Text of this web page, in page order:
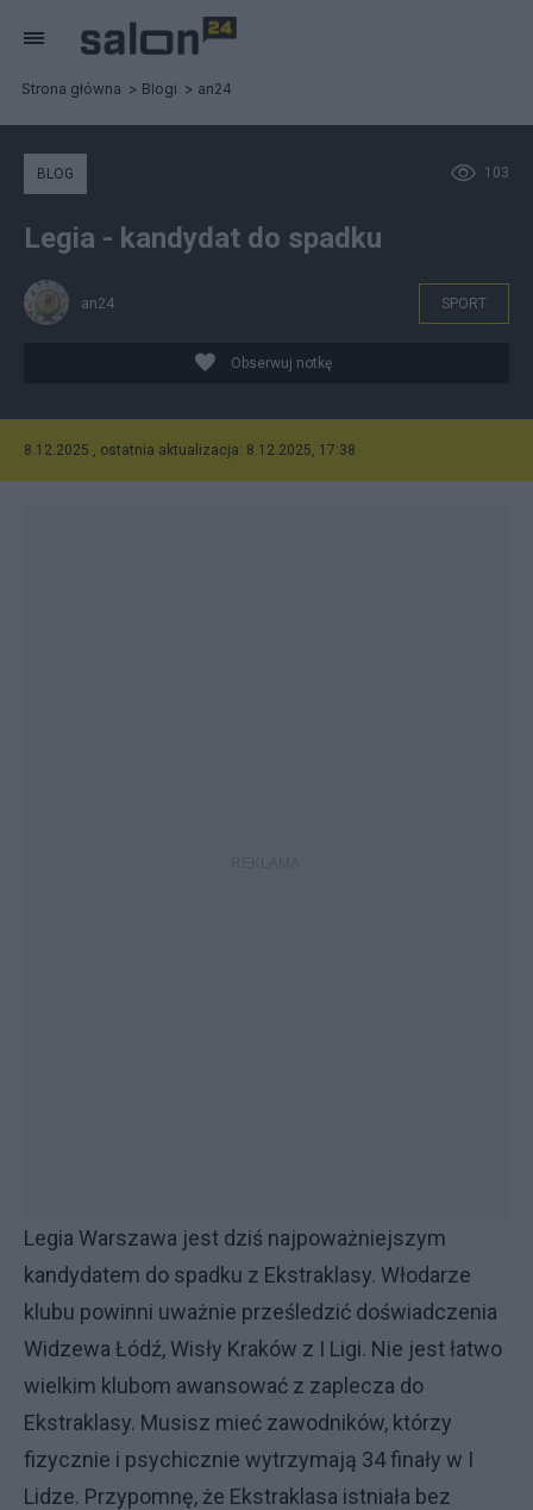
Strona główna Blogi an24
103
BLOG
Legia - kandydat do spadku
an24 SPORT
Obserwuj notkę
8.12.2025 , ostatnia aktualizacja: 8.12.2025, 17:38
Legia Warszawa jest dziś najpoważniejszym
kandydatem do spadku z Ekstraklasy. Włodarze
klubu powinni uważnie prześledzić doświadczenia
Widzewa Łódź, Wisły Kraków z I Ligi. Nie jest łatwo
wielkim klubom awansować z zaplecza do
Ekstraklasy. Musisz mieć zawodników, którzy
fizycznie i psychicznie wytrzymają 34 finały w I
Lidze. Przypomnę, że Ekstraklasa istniała bez